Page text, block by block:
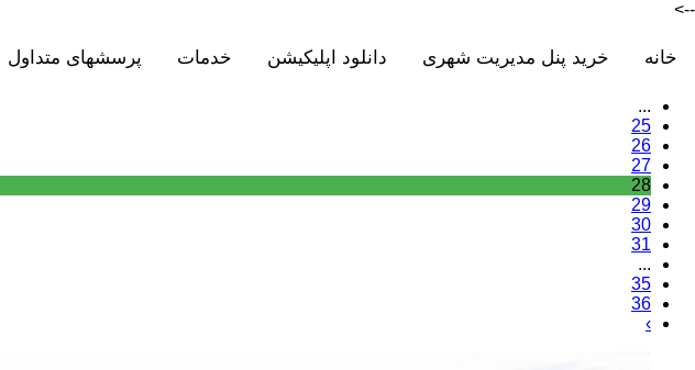
-->
پرسشهای متداول خدمات دانلود اپلیکیشن خرید پنل مدیریت شهری خانه
...
25
26
27
28
29
30
31
...
35
36
›